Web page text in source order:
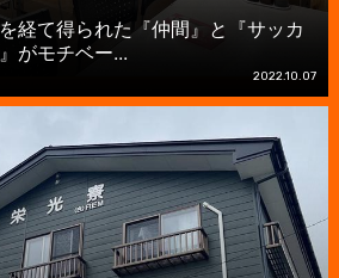
経て得られた『仲間』と『サッカ
がモチベー...
2022.10.07